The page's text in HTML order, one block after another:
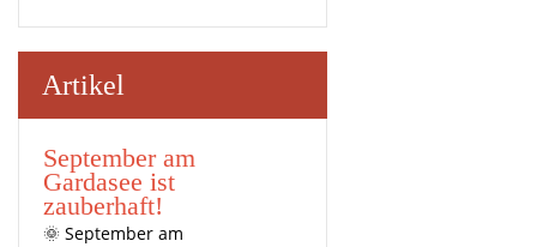
Artikel
September am
Gardasee ist
zauberhaft!
🌞 September am